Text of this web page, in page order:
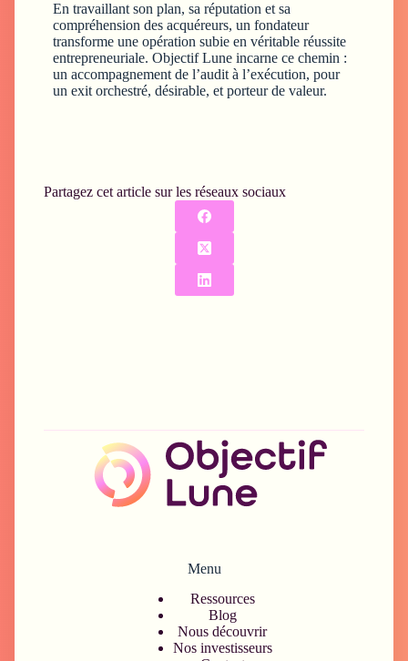
En travaillant son plan, sa réputation et sa
compréhension des acquéreurs, un fondateur
transforme une opération subie en véritable réussite
entrepreneuriale. Objectif Lune incarne ce chemin :
un accompagnement de l’audit à l’exécution, pour
un exit orchestré, désirable, et porteur de valeur.
Partagez cet article sur les réseaux sociaux
Menu
Ressources
Blog
Nous découvrir
Nos investisseurs